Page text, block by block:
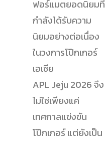
ฟอร์แมตยอดนิยมที่
กำลังได้รับความ
นิยมอย่างต่อเนื่อง
ในวงการโป๊กเกอร์
เอเชีย
APL Jeju 2026 จึง
ไม่ใช่เพียงแค่
เทศกาลแข่งขัน
โป๊กเกอร์ แต่ยังเป็น